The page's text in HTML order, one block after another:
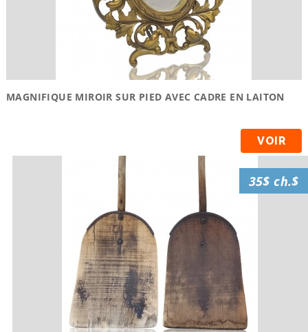
MAGNIFIQUE MIROIR SUR PIED AVEC CADRE EN LAITON
VOIR
35$ ch.$